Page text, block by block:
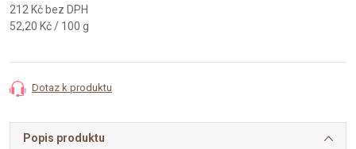
212 Kč bez DPH
Měrná
52,20 Kč / 100 g
Dotaz k produktu
Popis produktu